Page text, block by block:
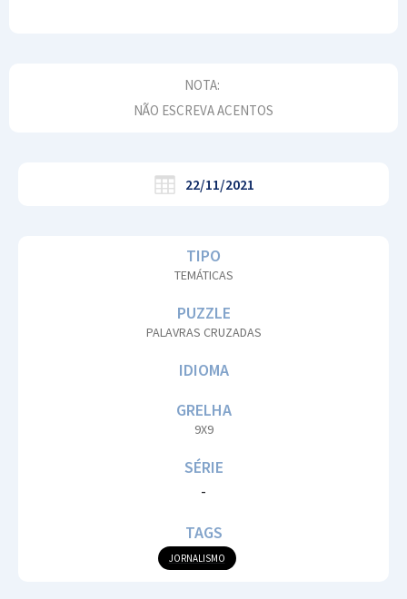
NOTA:
NÃO ESCREVA ACENTOS
22/11/2021
TIPO
TEMÁTICAS
PUZZLE
PALAVRAS CRUZADAS
IDIOMA
GRELHA
9X9
SÉRIE
-
TAGS
JORNALISMO